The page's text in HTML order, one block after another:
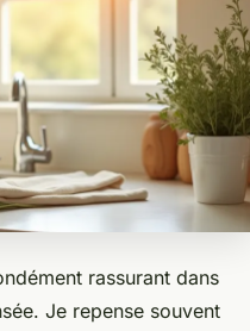
rassurant dans
Je repense souvent